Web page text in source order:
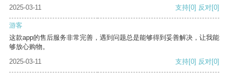
2025-03-11 支持[0] 反对[0]
游客
这款app的售后服务非常完善，遇到问题总是能够得到妥善解决，让我能
够放心购物。
2025-03-11
支持[0] 反对[0]